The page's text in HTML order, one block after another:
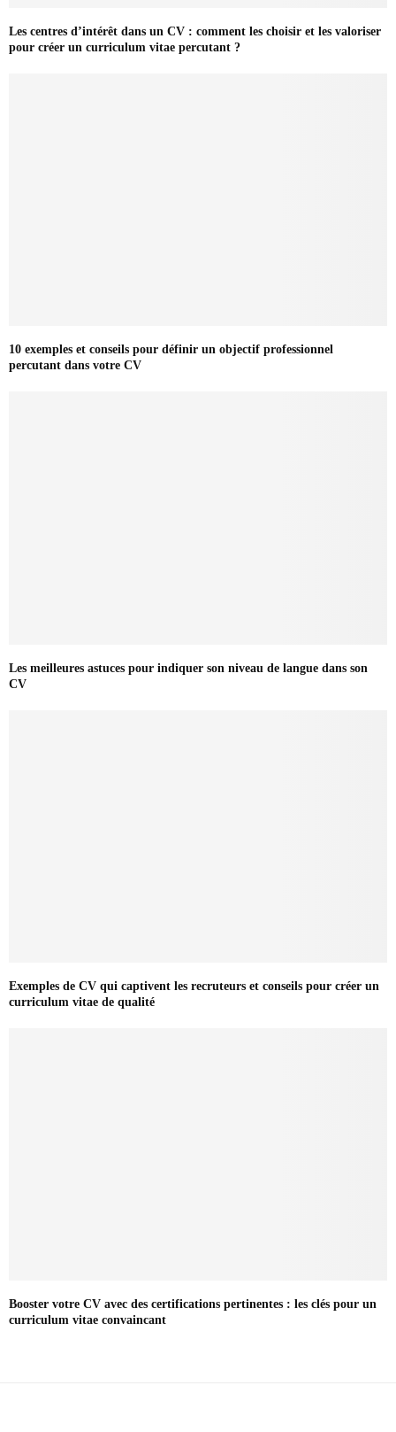
Les centres d’intérêt dans un CV : comment les choisir et les valoriser
pour créer un curriculum vitae percutant ?
10 exemples et conseils pour définir un objectif professionnel
percutant dans votre CV
Les meilleures astuces pour indiquer son niveau de langue dans son
CV
Exemples de CV qui captivent les recruteurs et conseils pour créer un
curriculum vitae de qualité
Booster votre CV avec des certifications pertinentes : les clés pour un
curriculum vitae convaincant